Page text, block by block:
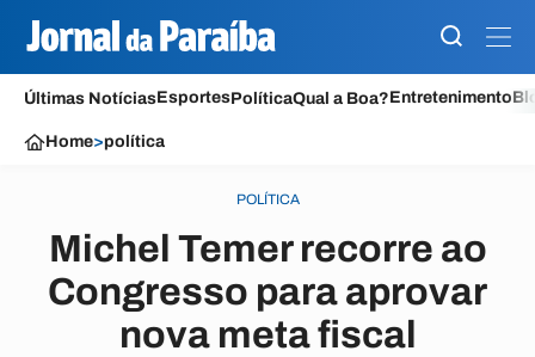
Últimas NotíciasEsportesPolíticaQual a Boa?Entretenimento
Home>política
POLÍTICA
Michel Temer recorre ao
Congresso para aprovar
nova meta fiscal